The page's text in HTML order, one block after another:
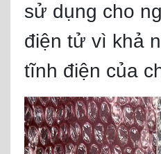
sử dụng cho
điện tử vì khả
tĩnh điện của